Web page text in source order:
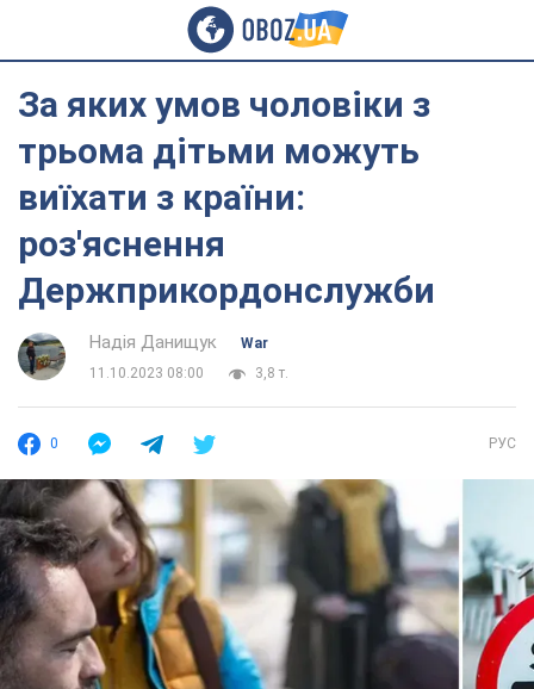
За яких умов чоловіки з
трьома дітьми можуть
виїхати з країни:
роз'яснення
Держприкордонслужби
Надія Данищук
War
11.10.2023 08:00
3,8 т.
0 РУС